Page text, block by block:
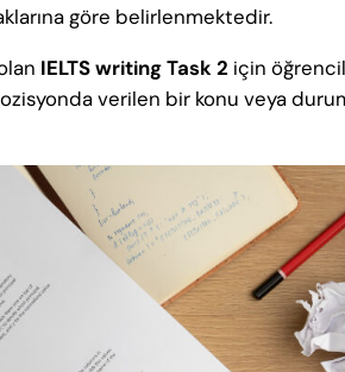
göre belirlenmektedir.
IELTSwritingTask 2 için
verilen bir konu veya